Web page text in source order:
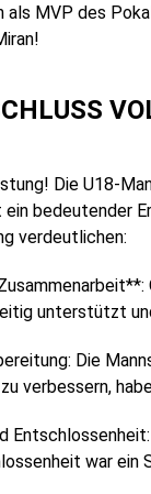
als MVP des
Die U18-
bedeutender
verdeutlichen:
unterstützt
Die
verbessern,
war ein